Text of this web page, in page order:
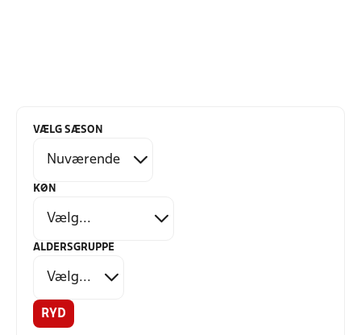
VÆLG SÆSON
KØN
ALDERSGRUPPE
RYD